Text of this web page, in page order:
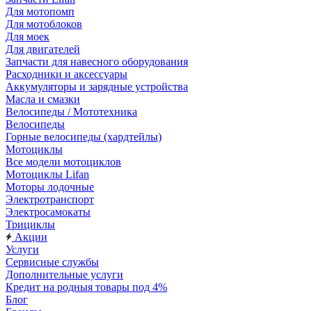
Для мотопомп
Для мотоблоков
Для моек
Для двигателей
Запчасти для навесного оборудования
Расходники и аксессуары
Аккумуляторы и зарядные устройства
Масла и смазки
Велосипеды / Мототехника
Велосипеды
Горные велосипеды (хардтейлы)
Мотоциклы
Все модели мотоциклов
Мотоциклы Lifan
Моторы лодочные
Электротранспорт
Электросамокаты
Трициклы
Акции
Услуги
Сервисные службы
Дополнительные услуги
Кредит на родныя товары под 4%
Блог